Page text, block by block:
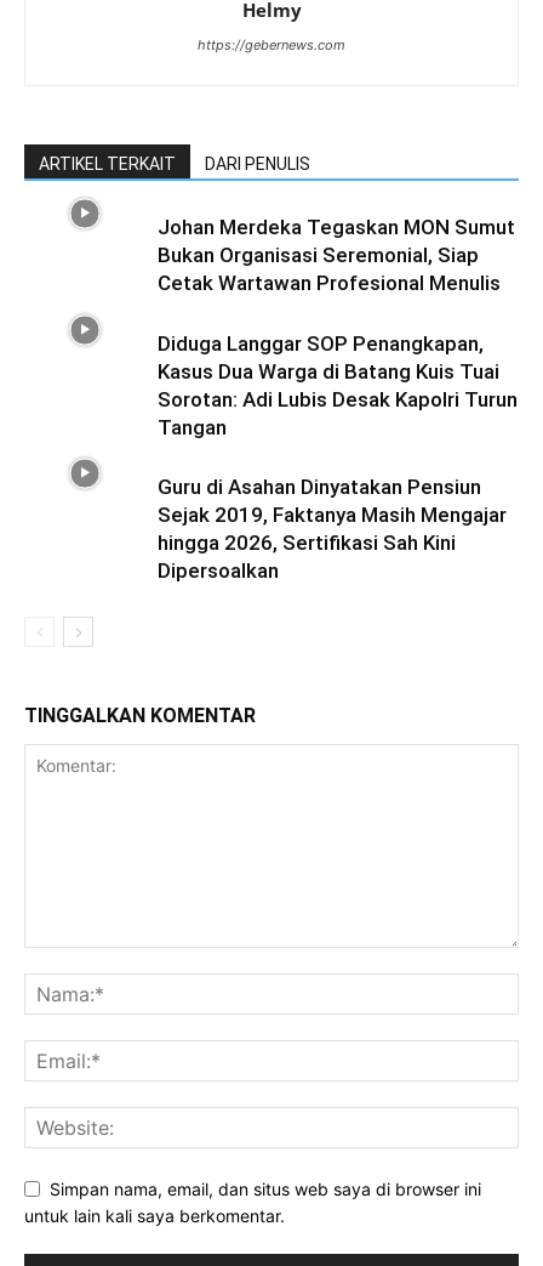
Helmy
https://gebernews.com
ARTIKEL TERKAIT DARI PENULIS
Johan Merdeka Tegaskan MON Sumut
Bukan Organisasi Seremonial, Siap
Cetak Wartawan Profesional Menulis
Diduga Langgar SOP Penangkapan,
Kasus Dua Warga di Batang Kuis Tuai
Sorotan: Adi Lubis Desak Kapolri Turun
Tangan
Guru di Asahan Dinyatakan Pensiun
Sejak 2019, Faktanya Masih Mengajar
hingga 2026, Sertifikasi Sah Kini
Dipersoalkan
TINGGALKAN KOMENTAR
Simpan nama, email, dan situs web saya di browser ini
untuk lain kali saya berkomentar.